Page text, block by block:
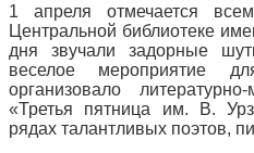
1 апреля отмечается
Центральной библиотеке
дня звучали задорные
веселое мероприятие
организовало
«Третья пятница им. В.
рядах талантливых поэтов,